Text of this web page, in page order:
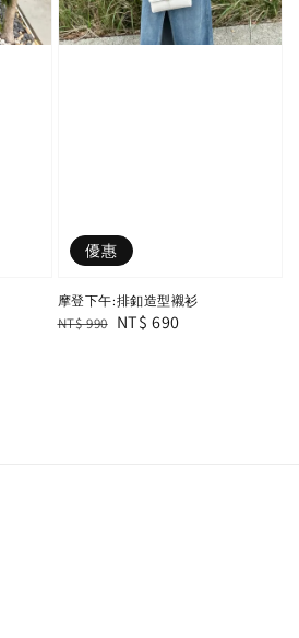
優惠
摩登下午:排釦造型襯衫
Regular
NT$ 990 Sale
NT$ 690